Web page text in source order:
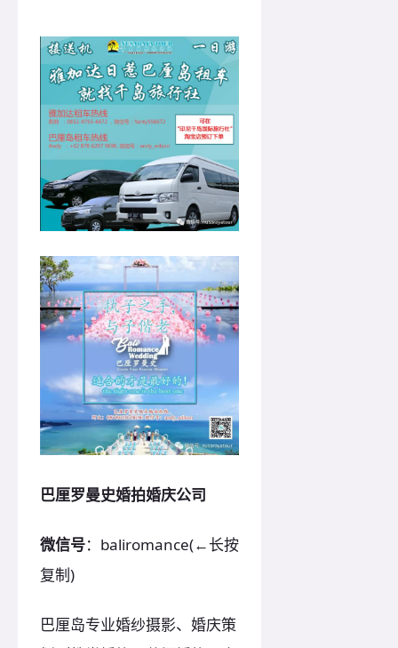
巴厘罗曼史婚拍婚庆公司
微信号：baliromance(←长按
复制)
巴厘岛专业婚纱摄影、婚庆策